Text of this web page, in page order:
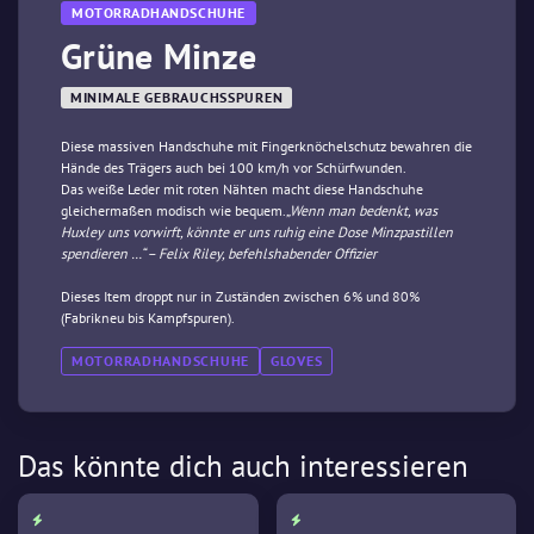
MOTORRADHANDSCHUHE
Grüne Minze
MINIMALE GEBRAUCHSSPUREN
Diese massiven Handschuhe mit Fingerknöchelschutz bewahren die
Hände des Trägers auch bei 100 km/h vor Schürfwunden.
Das weiße Leder mit roten Nähten macht diese Handschuhe
gleichermaßen modisch wie bequem.„Wenn man bedenkt, was
Huxley uns vorwirft, könnte er uns ruhig eine Dose Minzpastillen
spendieren …“ – Felix Riley, befehlshabender Offizier
Dieses Item droppt nur in Zuständen zwischen 6% und 80%
(Fabrikneu bis Kampfspuren).
MOTORRADHANDSCHUHE GLOVES
Das könnte dich auch interessieren